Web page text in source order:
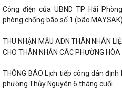
Công điện của UBND TP Hải
phòng chống bão số 1 (bão
THU NHẬN MẪU ADN THÂN NHÂN
CHO THÂN NHÂN CÁC PHƯỜNG HÒA
THÔNG BÁO Lịch tiếp công dân
phường Thủy Nguyên 6 tháng cuối...